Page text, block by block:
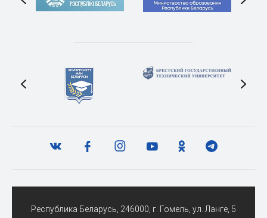
Республика Беларусь, 246000, г. Гомель, ул. Ланге, 5